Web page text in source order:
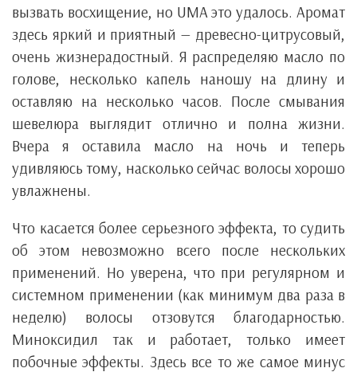
вызвать восхищение, но UMA это удалось. Аромат
здесь яркий и приятный — древесно-цитрусовый,
очень жизнерадостный. Я распределяю масло по
голове, несколько капель наношу на длину и
оставляю на несколько часов. После смывания
шевелюра выглядит отлично и полна жизни.
Вчера я оставила масло на ночь и теперь
удивляюсь тому, насколько сейчас волосы хорошо
увлажнены.
Что касается более серьезного эффекта, то судить
об этом невозможно всего после нескольких
применений. Но уверена, что при регулярном и
системном применении (как минимум два раза в
неделю) волосы отзовутся благодарностью.
Миноксидил так и работает, только имеет
побочные эффекты. Здесь все то же самое минус